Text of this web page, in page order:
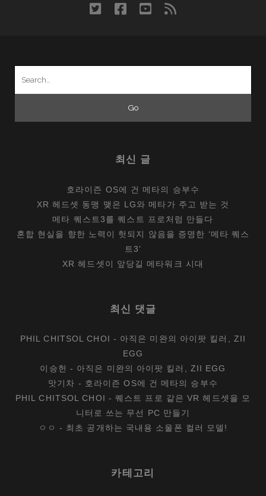
twitterfacebook
youtube
rss
최신 글
호라이즌 OS에 건 메타의 승부수
XR 헤드셋 동맹 맺은 LG와 메타가 주고 받는 것
메타 퀘스트3를 퀘스트 프로처럼 만들다
혼합 현실을 향한 노력이 헛되지 않음을 증명한 ‘메타 퀘스
트3’
XR 헤드셋이 앞당길 메타워크 시대
최신 댓글
PHIL CHITSOL CHOI - 아직은 미완의 아이팟 킬러, ZII
EGG
이승헌 - 아직은 미완의 아이팟 킬러, ZII EGG
맛기차 - 호라이즌 OS에 건 메타의 승부수
PHIL CHITSOL CHOI -퀘스트 프로 같은 VR 헤드셋을 모
니터로 쓰는 무선 PC 만들기
ㅇㅇ - 최초 공개하는 국내용 소울폰 컬러 모델!
카테고리